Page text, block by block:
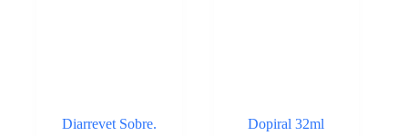
Diarrevet Sobre. Dopiral 32ml